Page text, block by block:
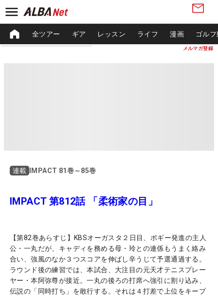
メルマガ登録
全ツアー ギア レッスン ライフ 漫画 ゴル
連載 IMPACT 81巻～85巻
IMPACT 第812話 「柔術家の目」
【第82巻あらすじ】KBSオーガスタ２日目、ボギー発進の主人
公・一丸だが、キャディを務める母・玲との連係もうまく絡み
合い、強風のなか３つスコアを伸ばし辛うじて予選通過する。
ラウンド後の練習では、本試合、大注目の元天才テニスプレー
ヤー・本阿弥尊が接近。一丸の後ろの打席へ強引に割り込み、
伝説の「同時打ち」を敢行する。それは４打差で上位をキープ